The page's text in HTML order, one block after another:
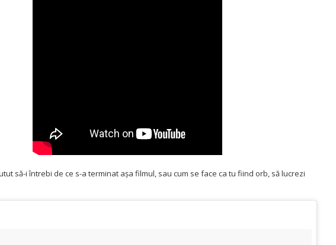
să-i întrebi de ce s-a terminat așa filmul, sau cum se face ca tu fiind orb, să lucrezi